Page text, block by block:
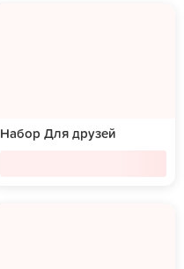
Набор Для друзей